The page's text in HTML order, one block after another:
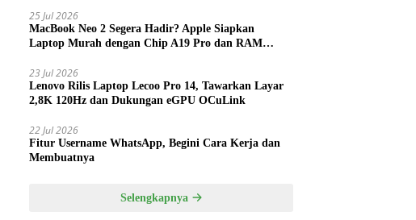
25 Jul 2026
MacBook Neo 2 Segera Hadir? Apple Siapkan
Laptop Murah dengan Chip A19 Pro dan RAM
23 Jul 2026
Lenovo Rilis Laptop Lecoo Pro 14, Tawarkan Layar
2,8K 120Hz dan Dukungan eGPU OCuLink
22 Jul 2026
Fitur Username WhatsApp, Begini Cara Kerja dan
Membuatnya
Selengkapnya